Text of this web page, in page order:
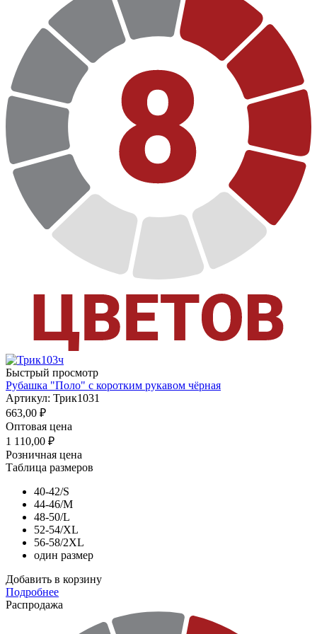
Быстрый просмотр
Рубашка "Поло" с коротким рукавом чёрная
Артикул: Трик1031
663,00 ₽
Оптовая цена
1 110,00 ₽
Розничная цена
Таблица размеров
40-42/S
44-46/M
48-50/L
52-54/XL
56-58/2XL
один размер
Добавить в корзину
Подробнее
Распродажа